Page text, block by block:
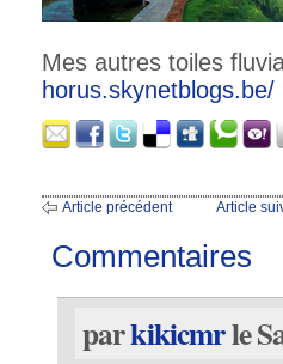
Mes autres toiles
horus.skynetblogs.be/
Article précédent Article
Commentaires
parkikicmrle